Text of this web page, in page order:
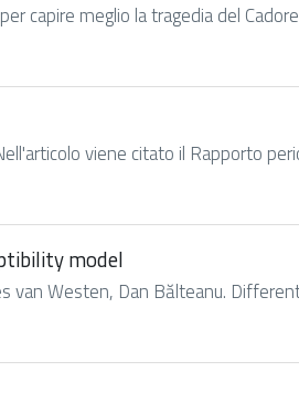
capire meglio la tragedia del
viene citato il Rapporto
model
van Westen, Dan Bălteanu.